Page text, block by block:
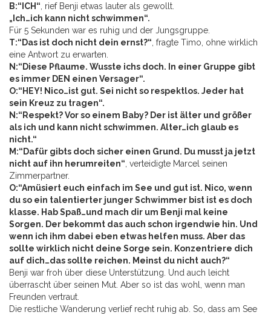
B:“ICH“, rief Benji etwas lauter als gewollt.
„Ich…ich kann nicht schwimmen“.
Für 5 Sekunden war es ruhig und der Jungsgruppe.
T:“Das ist doch nicht dein ernst?“, fragte Timo, ohne wirklich
eine Antwort zu erwarten.
N:“Diese Pflaume. Wusste ichs doch. In einer Gruppe gibt
es immer DEN einen Versager“.
O:“HEY! Nico…ist gut. Sei nicht so respektlos. Jeder hat
sein Kreuz zu tragen“.
N:“Respekt? Vor so einem Baby? Der ist älter und größer
als ich und kann nicht schwimmen. Alter…ich glaub es
nicht.“
M:“Dafür gibts doch sicher einen Grund. Du musst ja jetzt
nicht auf ihn herumreiten“, verteidigte Marcel seinen
Zimmerpartner.
O:“Amüsiert euch einfach im See und gut ist. Nico, wenn
du so ein talentierter junger Schwimmer bist ist es doch
klasse. Hab Spaß…und mach dir um Benji mal keine
Sorgen. Der bekommt das auch schon irgendwie hin. Und
wenn ich ihm dabei eben etwas helfen muss. Aber das
sollte wirklich nicht deine Sorge sein. Konzentriere dich
auf dich…das sollte reichen. Meinst du nicht auch?“
Benji war froh über diese Unterstützung. Und auch leicht
überrascht über seinen Mut. Aber so ist das wohl, wenn man
Freunden vertraut.
Die restliche Wanderung verlief recht ruhig ab. So, dass am See